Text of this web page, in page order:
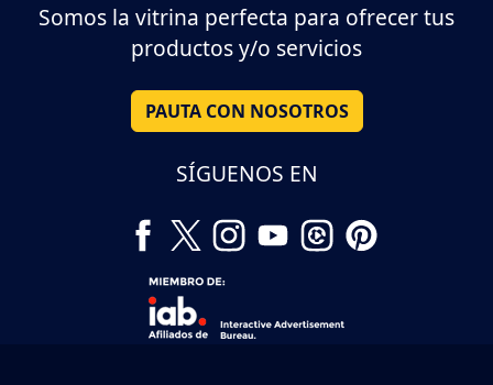
Somos la vitrina perfecta para ofrecer tus
productos y/o servicios
PAUTA CON NOSOTROS
SÍGUENOS EN